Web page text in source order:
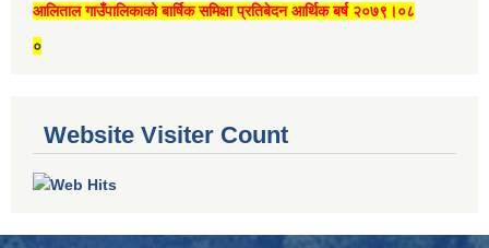
आलिताल गाउँपालिकाको बार्षिक समिक्षा प्रतिबेदन आर्थिक बर्ष २०७९।०८
०
Website Visiter Count